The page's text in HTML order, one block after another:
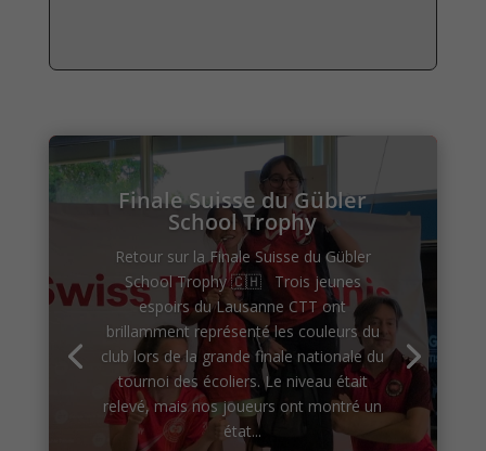
Finale Suisse du Gübler
School Trophy
Retour sur la Finale Suisse du Gübler
School Trophy 🇨🇭 Trois jeunes
espoirs du Lausanne CTT ont
brillamment représenté les couleurs du
club lors de la grande finale nationale du
tournoi des écoliers. Le niveau était
relevé, mais nos joueurs ont montré un
état...